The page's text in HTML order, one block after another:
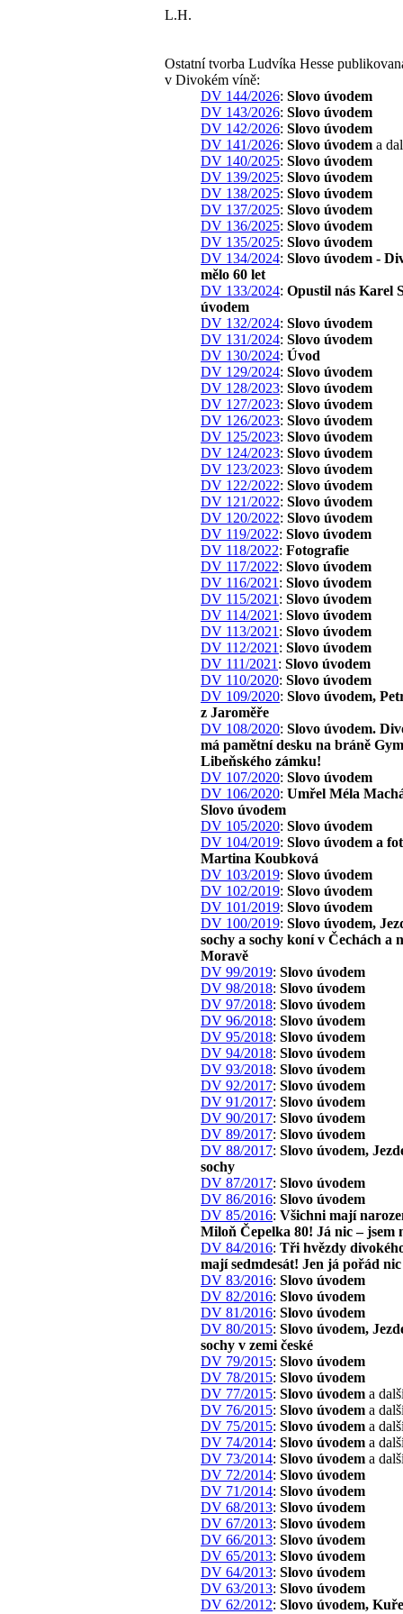
L.H.
Ostatní tvorba Ludvíka Hesse
v Divokém víně:
DV 144/2026: Slovo úvodem
DV 143/2026: Slovo úvodem
DV 142/2026: Slovo úvodem
DV 141/2026: Slovo úvodem a
DV 140/2025: Slovo úvodem
DV 139/2025: Slovo úvodem
DV 138/2025: Slovo úvodem
DV 137/2025: Slovo úvodem
DV 136/2025: Slovo úvodem
DV 135/2025: Slovo úvodem
DV 134/2024: Slovo úvodem -
mělo 60 let
DV 133/2024: Opustil nás Karel
úvodem
DV 132/2024: Slovo úvodem
DV 131/2024: Slovo úvodem
DV 130/2024: Úvod
DV 129/2024: Slovo úvodem
DV 128/2023: Slovo úvodem
DV 127/2023: Slovo úvodem
DV 126/2023: Slovo úvodem
DV 125/2023: Slovo úvodem
DV 124/2023: Slovo úvodem
DV 123/2023: Slovo úvodem
DV 122/2022: Slovo úvodem
DV 121/2022: Slovo úvodem
DV 120/2022: Slovo úvodem
DV 119/2022: Slovo úvodem
DV 118/2022: Fotografie
DV 117/2022: Slovo úvodem
DV 116/2021 : Slovo úvodem
DV 115/2021 : Slovo úvodem
DV 114/2021 : Slovo úvodem
DV 113/2021 : Slovo úvodem
DV 112/2021 : Slovo úvodem
DV 111/2021 : Slovo úvodem
DV 110/2020: Slovo úvodem
DV 109/2020: Slovo úvodem,
z Jaroměře
DV 108/2020: Slovo úvodem.
má pamětní desku na bráně
Libeňského zámku!
DV 107/2020: Slovo úvodem
DV 106/2020: Umřel Méla
Slovo úvodem
DV 105/2020: Slovo úvodem
DV 104/2019: Slovo úvodem a
Martina Koubková
DV 103/2019: Slovo úvodem
DV 102/2019: Slovo úvodem
DV 101/2019: Slovo úvodem
DV 100/2019: Slovo úvodem,
sochy a sochy koní v Čechách a
Moravě
DV 99/2019: Slovo úvodem
DV 98/2018: Slovo úvodem
DV 97/2018: Slovo úvodem
DV 96/2018: Slovo úvodem
DV 95/2018: Slovo úvodem
DV 94/2018: Slovo úvodem
DV 93/2018: Slovo úvodem
DV 92/2017: Slovo úvodem
DV 91/2017: Slovo úvodem
DV 90/2017: Slovo úvodem
DV 89/2017: Slovo úvodem
DV 88/2017: Slovo úvodem,
sochy
DV 87/2017: Slovo úvodem
DV 86/2016: Slovo úvodem
DV 85/2016: Všichni mají
Miloň Čepelka 80! Já nic – jsem
DV 84/2016: Tři hvězdy
mají sedmdesát! Jen já pořád nic
DV 83/2016: Slovo úvodem
DV 82/2016: Slovo úvodem
DV 81/2016: Slovo úvodem
DV 80/2015: Slovo úvodem,
sochy v zemi české
DV 79/2015: Slovo úvodem
DV 78/2015: Slovo úvodem
DV 77/2015: Slovo úvodem a
DV 76/2015: Slovo úvodem a
DV 75/2015: Slovo úvodem a
DV 74/2014: Slovo úvodem a
DV 73/2014: Slovo úvodem a
DV 72/2014: Slovo úvodem
DV 71/2014: Slovo úvodem
DV 68/2013: Slovo úvodem
DV 67/2013: Slovo úvodem
DV 66/2013: Slovo úvodem
DV 65/2013: Slovo úvodem
DV 64/2013: Slovo úvodem
DV 63/2013: Slovo úvodem
DV 62/2012: Slovo úvodem,